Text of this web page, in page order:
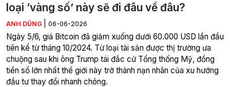
loại ‘vàng số’ này sẽ đi đâu về đâu?
ANH DŨNG 06-06-2026
Ngày 5/6, giá Bitcoin đã giảm xuống dưới 60.000 USD lần đầu
tiên kể từ tháng 10/2024. Từ loại tài sản được thị trường ưa
chuộng sau khi ông Trump tái đắc cử Tổng thống Mỹ, đồng
tiền số lớn nhất thế giới này trở thành nạn nhân của xu hướng
đầu tư thay đổi nhanh chóng.